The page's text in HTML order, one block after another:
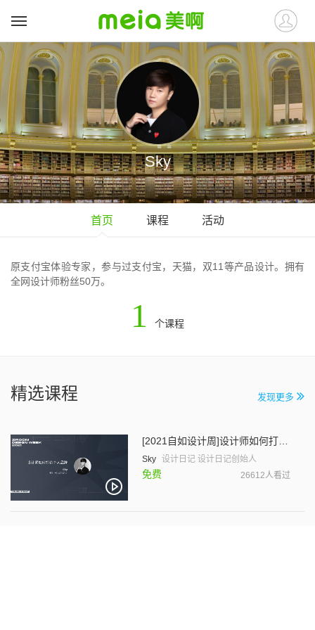
Sky
首页 课程 活动
原支付宝体验专家，参与过支付宝，天猫，双11等产品设计。拥有
全网设计师粉丝50万。
1 个课程
精选课程 发现更多
Sky 设计日记 设计日记创始人
免费 26612人看过